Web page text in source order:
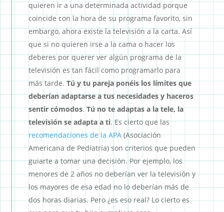
quieren ir a una determinada actividad porque
coincide con la hora de su programa favorito, sin
embargo, ahora existe la televisión a la carta. Así
que si no quieren irse a la cama o hacer los
deberes por querer ver algún programa de la
televisión es tan fácil como programarlo para
más tarde.Tú y tu pareja ponéis los límites que
deberían adaptarse a tus necesidades y haceros
sentir cómodos.Tú no te adaptas a la tele, la
televisión se adapta a ti. Es cierto que las
recomendaciones de la APA(Asociación
Americana de Pediatría) son criterios que pueden
guiarte a tomar una decisión. Por ejemplo, los
menores de 2 años no deberían ver la televisión y
los mayores de esa edad no lo deberían más de
dos horas diarias. Pero ¿es eso real? Lo cierto es